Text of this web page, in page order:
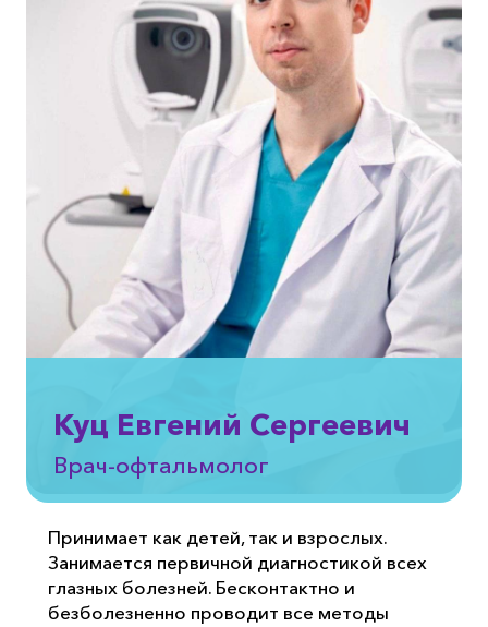
Куц Евгений Сергеевич
Врач-офтальмолог
Принимает как детей, так и взрослых.
Занимается первичной диагностикой всех
глазных болезней. Бесконтактно и
безболезненно проводит все методы